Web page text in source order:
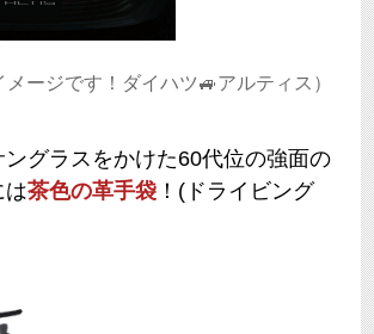
メージです！ダイハツ🚙アルティス）
グラスをかけた60代位の強面の
は茶色の革手袋 ！(ドライビング